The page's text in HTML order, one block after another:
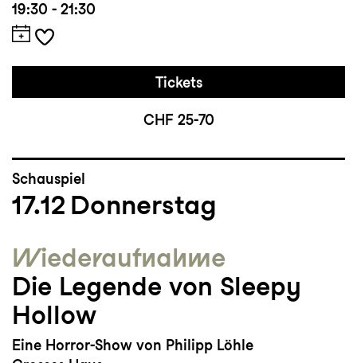
19:30 - 21:30
Tickets
CHF 25-70
Schauspiel
17.12 Donnerstag
Wieder­aufnahme
Die Legende von Sleepy
Hollow
Eine Horror-Show von Philipp Löhle